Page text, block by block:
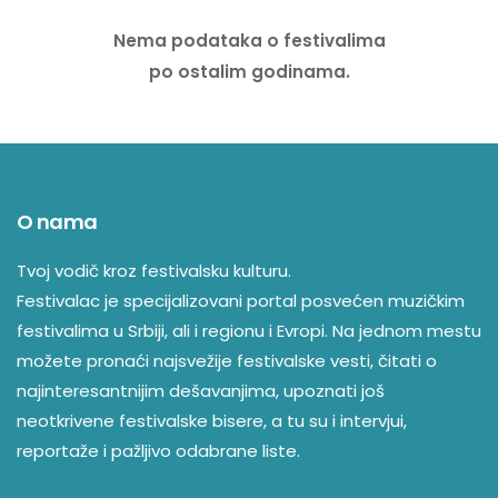
Nema podataka o festivalima
po ostalim godinama.
O nama
Tvoj vodič kroz festivalsku kulturu.
Festivalac je specijalizovani portal posvećen muzičkim
festivalima u Srbiji, ali i regionu i Evropi. Na jednom mestu
možete pronaći najsvežije festivalske vesti, čitati o
najinteresantnijim dešavanjima, upoznati još
neotkrivene festivalske bisere, a tu su i intervjui,
reportaže i pažljivo odabrane liste.